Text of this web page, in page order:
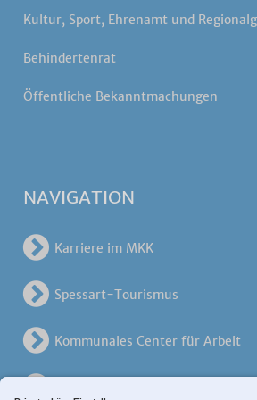
Kultur, Sport, Ehrenamt und
Behindertenrat
Öffentliche Bekanntmachungen
NAVIGATION
Karriere im MKK
Spessart-Tourismus
Kommunales Center für Arbeit